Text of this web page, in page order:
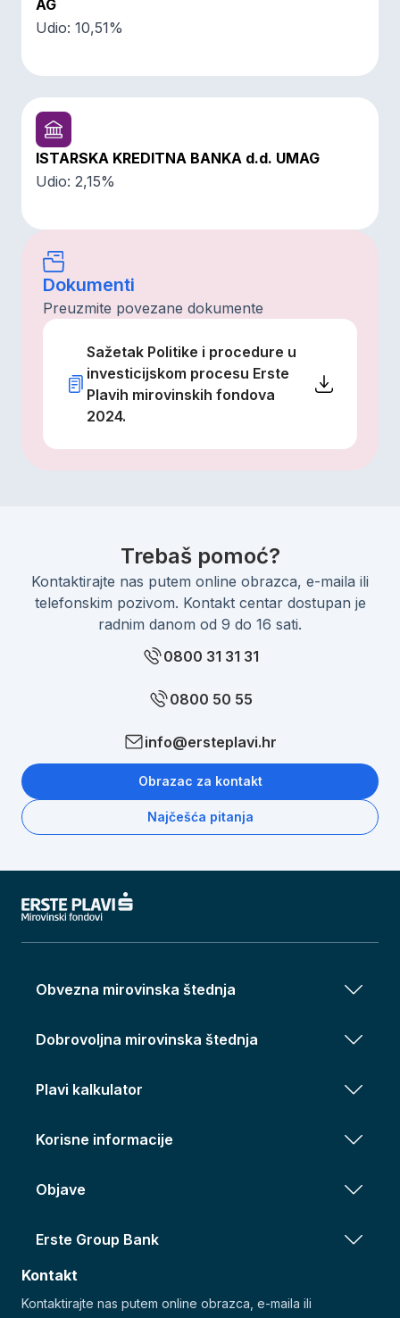
AG
Udio: 10,51%
ISTARSKA KREDITNA BANKA d.d. UMAG
Udio: 2,15%
Dokumenti
Preuzmite povezane dokumente
Sažetak Politike i procedure u
investicijskom procesu Erste
Plavih mirovinskih fondova
2024.
Trebaš pomoć?
Kontaktirajte nas putem online obrazca, e-maila ili
telefonskim pozivom. Kontakt centar dostupan je
radnim danom od 9 do 16 sati.
0800 31 31 31
0800 50 55
info@ersteplavi.hr
Obrazac za kontakt
Najčešća pitanja
Obvezna mirovinska štednja
Dobrovoljna mirovinska štednja
Plavi kalkulator
Korisne informacije
Objave
Erste Group Bank
Kontakt
Kontaktirajte nas putem online obrazca, e-maila ili